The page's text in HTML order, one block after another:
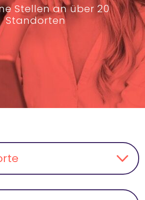
Stellen an über 20
Standorten